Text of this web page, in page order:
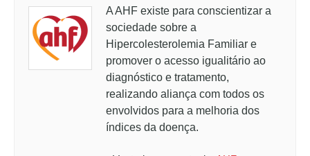
A AHF existe para conscientizar a
sociedade sobre a
Hipercolesterolemia Familiar e
promover o acesso igualitário ao
diagnóstico e tratamento,
realizando aliança com todos os
envolvidos para a melhoria dos
índices da doença.